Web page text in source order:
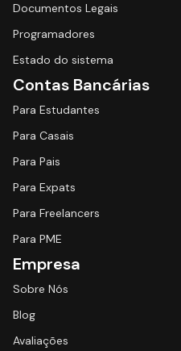
Documentos Legais
Programadores
Estado do sistema
Contas Bancárias
Para Estudantes
Para Casais
Para Pais
Para Expats
Para Freelancers
Para PME
Empresa
Sobre Nós
Blog
Avaliações